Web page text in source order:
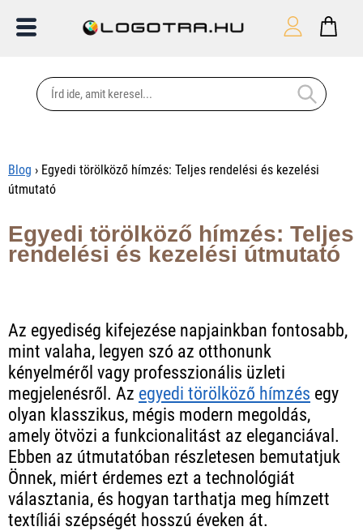
Blog › Egyedi törölköző hímzés: Teljes rendelési és kezelési
útmutató
Egyedi törölköző hímzés: Teljes
rendelési és kezelési útmutató
Az egyediség kifejezése napjainkban fontosabb,
mint valaha, legyen szó az otthonunk
kényelméről vagy professzionális üzleti
megjelenésről. Az egyedi törölköző hímzés egy
olyan klasszikus, mégis modern megoldás,
amely ötvözi a funkcionalitást az eleganciával.
Ebben az útmutatóban részletesen bemutatjuk
Önnek, miért érdemes ezt a technológiát
választania, és hogyan tarthatja meg hímzett
textíliái szépségét hosszú éveken át.